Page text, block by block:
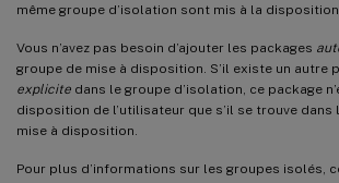
même groupe d’isolation sont mis à la disposition
Vous n’avez pas besoin d’ajouter les packages
groupe de mise à disposition. S’il existe un autre
explicite dans le groupe d’isolation, ce package
disposition de l’utilisateur que s’il se trouve dans
mise à disposition.
Pour plus d’informations sur les groupes isolés,